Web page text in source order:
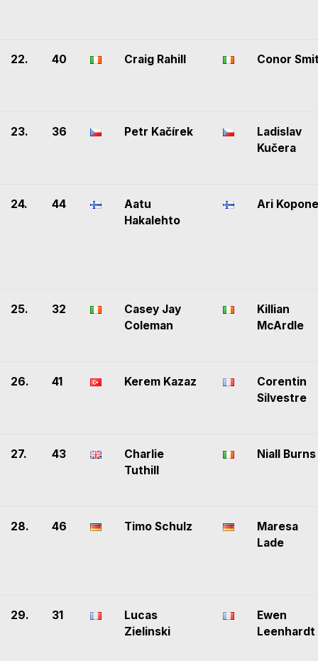
22. 40 Craig Rahill Conor
23. 36 Petr Kačírek
Ladislav
Kučera
24. 44
Aatu
Hakalehto
Ari
25. 32
Casey Jay
Coleman
Killian
McArdle
26. 41 Kerem Kazaz
Corentin
Silvestre
27. 43
Charlie
Tuthill
Niall Burns
28. 46 Timo Schulz
Maresa
Lade
29. 31
Lucas
Zielinski
Ewen
Leenhardt